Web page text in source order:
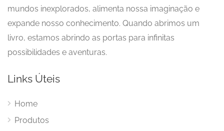
mundos inexplorados, alimenta nossa imaginação e
expande nosso conhecimento. Quando abrimos um
livro, estamos abrindo as portas para infinitas
possibilidades e aventuras.
Links Úteis
Home
Produtos